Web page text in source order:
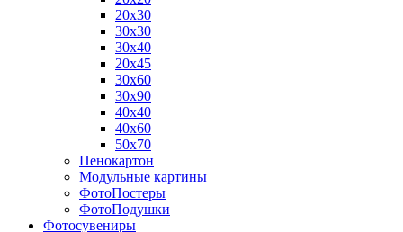
20х30
30х30
30х40
20х45
30х60
30х90
40х40
40х60
50х70
Пенокартон
Модульные картины
ФотоПостеры
ФотоПодушки
Фотоcувениры